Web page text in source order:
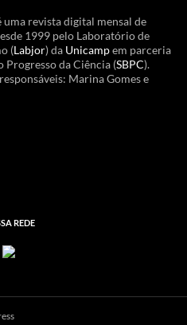
uma revista digital mensal de
1999 pelo Laboratório de
(Labjor) da Unicampem parceria
Progresso da Ciência (SBPC).
Marina Gomes e
REDE